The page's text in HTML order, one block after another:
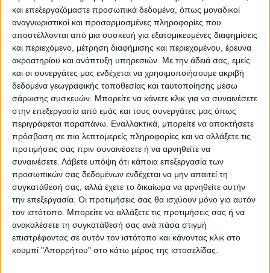
και επεξεργαζόμαστε προσωπικά δεδομένα, όπως μοναδικοί
αναγνωριστικοί και προσαρμοσμένες πληροφορίες που
αποστέλλονται από μια συσκευή για εξατομικευμένες διαφημίσεις
και περιεχόμενο, μέτρηση διαφήμισης και περιεχομένου, έρευνα
ακροατηρίου και ανάπτυξη υπηρεσιών. Με την άδειά σας, εμείς
και οι συνεργάτες μας ενδέχεται να χρησιμοποιήσουμε ακριβή
δεδομένα γεωγραφικής τοποθεσίας και ταυτοποίησης μέσω
σάρωσης συσκευών. Μπορείτε να κάνετε κλικ για να συναινέσετε
στην επεξεργασία από εμάς και τους συνεργάτες μας όπως
περιγράφεται παραπάνω. Εναλλακτικά, μπορείτε να αποκτήσετε
πρόσβαση σε πιο λεπτομερείς πληροφορίες και να αλλάξετε τις
προτιμήσεις σας πριν συναινέσετε ή να αρνηθείτε να
συναινέσετε. Λάβετε υπόψη ότι κάποια επεξεργασία των
προσωπικών σας δεδομένων ενδέχεται να μην απαιτεί τη
συγκατάθεσή σας, αλλά έχετε το δικαίωμα να αρνηθείτε αυτήν
την επεξεργασία. Οι προτιμήσεις σας θα ισχύουν μόνο για αυτόν
τον ιστότοπο. Μπορείτε να αλλάξετε τις προτιμήσεις σας ή να
ανακαλέσετε τη συγκατάθεσή σας ανά πάσα στιγμή
επιστρέφοντας σε αυτόν τον ιστότοπο και κάνοντας κλικ στο
κουμπί "Απορρήτου" στο κάτω μέρος της ιστοσελίδας.
VIDEO ΤΗΣ ΘΕΣΣΑΛΙΑΣ
Περιπέτεια για τον πρόεδρο του Ε.Κ.Λ
Γιάννη Σκόκα